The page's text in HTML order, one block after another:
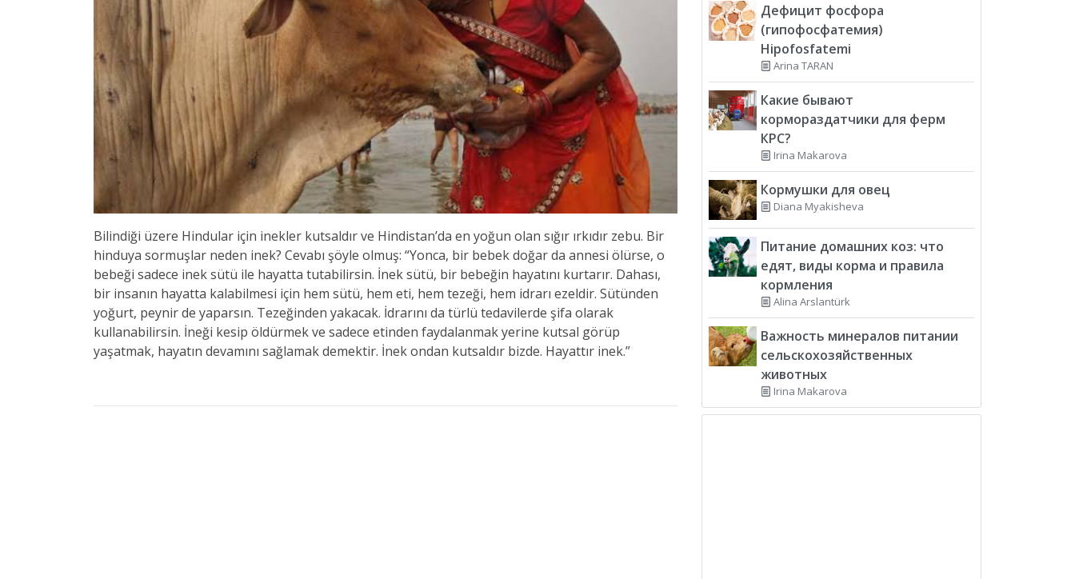
Bilindiği üzere Hindular için inekler kutsaldır ve Hindistan’da en yoğun olan sığır ırkıdır zebu. Bir
hinduya sormuşlar neden inek? Cevabı şöyle olmuş: “Yonca, bir bebek doğar da annesi ölürse, o
bebeği sadece inek sütü ile hayatta tutabilirsin. İnek sütü, bir bebeğin hayatını kurtarır. Dahası,
bir insanın hayatta kalabilmesi için hem sütü, hem eti, hem tezeği, hem idrarı ezeldir. Sütünden
yoğurt, peynir de yaparsın. Tezeğinden yakacak. İdrarını da türlü tedavilerde şifa olarak
kullanabilirsin. İneği kesip öldürmek ve sadece etinden faydalanmak yerine kutsal görüp
yaşatmak, hayatın devamını sağlamak demektir. İnek ondan kutsaldır bizde. Hayattır inek.”
Дефицит фосфора
(гипофосфатемия)
Hipofosfatemi
Arina TARAN
Какие бывают
кормораздатчики для ферм
КРС?
Irina Makarova
Кормушки для овец
Diana Myakisheva
Питание домашних коз: что
едят, виды корма и правила
кормления
Alina Arslantürk
Важность минералов питании
сельскохозяйственных
животных
Irina Makarova